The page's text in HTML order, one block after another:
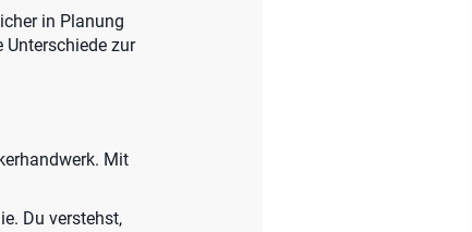
in Planung
zur
Mit
Du verstehst,